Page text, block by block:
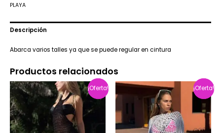
PLAYA
Descripción
Abarca varios talles ya que se puede regular en cintura
Productos relacionados
¡Oferta!
¡Oferta! ¡Oferta!
¡Oferta!